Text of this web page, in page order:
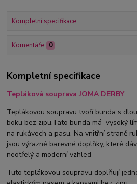
Kompletní specifikace
Komentáře 0
Kompletní specifikace
Tepláková souprava JOMA DERBY
Teplákovou soupravu tvoří bunda s
boku bez zipu.Tato bunda má vysoký
na rukávech a pasu. Na vnitřní straně
jsou výrazné barevné doplňky, které
neotřelý a moderní vzhled
Tuto teplákovou soupravu doplňují